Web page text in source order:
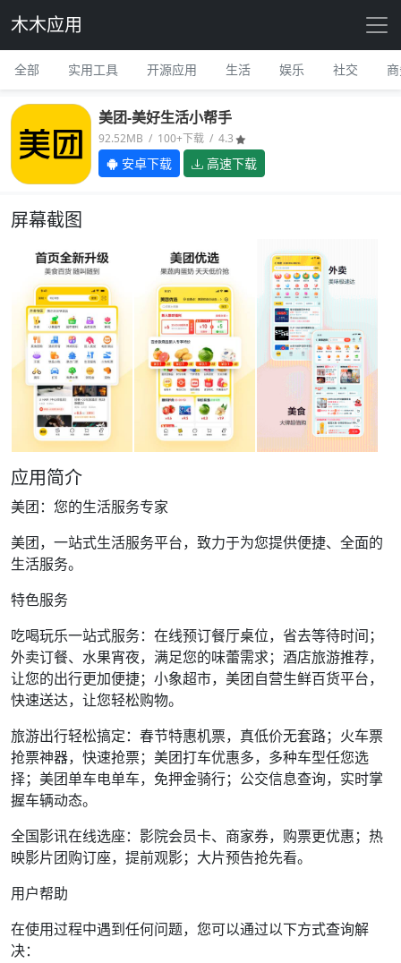
木木应用
全部 实用工具 开源应用 生活 娱乐 社交
美团-美好生活小帮手
92.52MB / 100+下载 / 4.3
安卓下载 高速下载
屏幕截图
应用简介
美团：您的生活服务专家
美团，一站式生活服务平台，致力于为您提供便捷、全面的
生活服务。
特色服务
吃喝玩乐一站式服务：在线预订餐厅桌位，省去等待时间；
外卖订餐、水果宵夜，满足您的味蕾需求；酒店旅游推荐，
让您的出行更加便捷；小象超市，美团自营生鲜百货平台，
快速送达，让您轻松购物。
旅游出行轻松搞定：春节特惠机票，真低价无套路；火车票
抢票神器，快速抢票；美团打车优惠多，多种车型任您选
择；美团单车电单车，免押金骑行；公交信息查询，实时掌
握车辆动态。
全国影讯在线选座：影院会员卡、商家券，购票更优惠；热
映影片团购订座，提前观影；大片预告抢先看。
用户帮助
在使用过程中遇到任何问题，您可以通过以下方式查询解
决：